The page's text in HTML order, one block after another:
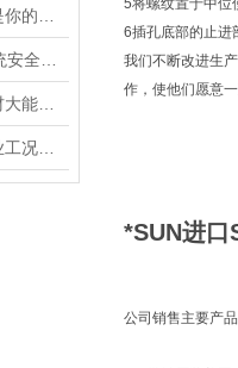
5将螺纹置于中位
6插孔底部的止进
我们不断改进生
作，使他们愿意
*SUN进口
公司销售主要产品